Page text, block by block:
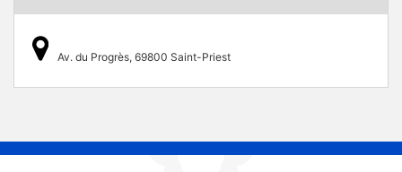
Av. du Progrès, 69800 Saint-Priest